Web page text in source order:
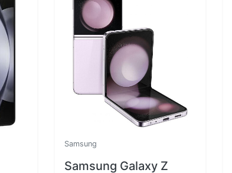
Samsung
Samsung Galaxy Z